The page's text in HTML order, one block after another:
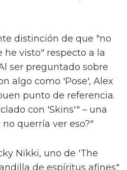
distinción de que "no
he visto" respecto a la
ser preguntado sobre
algo como 'Pose', Alex
punto de referencia.
con 'Skins'" – una
querría ver eso?"
Nikki, uno de 'The
de espíritus afines"